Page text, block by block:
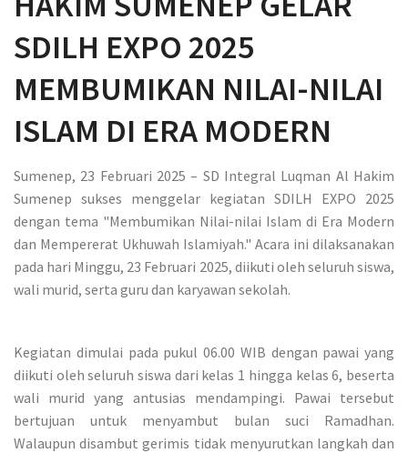
SDILH EXPO 2025
MEMBUMIKAN NILAI-NILAI
ISLAM DI ERA MODERN
Sumenep, 23 Februari 2025 – SD Integral Luqman Al Hakim
Sumenep sukses menggelar kegiatan SDILH EXPO 2025
dengan tema "Membumikan Nilai-nilai Islam di Era Modern
dan Mempererat Ukhuwah Islamiyah." Acara ini dilaksanakan
pada hari Minggu, 23 Februari 2025, diikuti oleh seluruh siswa,
wali murid, serta guru dan karyawan sekolah.
Kegiatan dimulai pada pukul 06.00 WIB dengan pawai yang
diikuti oleh seluruh siswa dari kelas 1 hingga kelas 6, beserta
wali murid yang antusias mendampingi. Pawai tersebut
bertujuan untuk menyambut bulan suci Ramadhan.
Walaupun disambut gerimis tidak menyurutkan langkah dan